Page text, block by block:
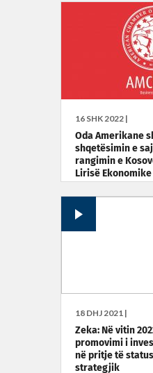
16 SHK 2022 |
Oda Amerikane
shqetësimin e
rangimin e
Lirisë Ekonomike
18 DHJ 2021 |
Zeka: Në vitin
promovimi i
në pritje të
strategjik